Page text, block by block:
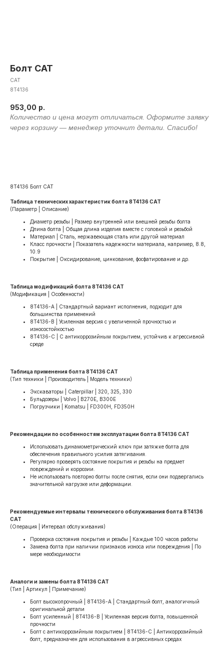
Болт CAT
CAT
8T4136
953,00 р.
8T4136 Болт CAT
Таблица технических характеристик болта 8T4136 CAT
(Параметр | Описание)
Диаметр резьбы | Размер внутренней или внешней резьбы болта
Длина болта | Общая длина изделия вместе с головкой и резьбой
Материал | Сталь, нержавеющая сталь или другой материал
Класс прочности | Показатель надежности материала, например, 8.8,
10.9
Покрытие | Оксидирование, цинкование, фосфатирование и др.
Таблица модификаций болта 8T4136 CAT
(Модификация | Особенности)
8T4136-A | Стандартный вариант исполнения, подходит для
большинства применений
8T4136-B | Усиленная версия с увеличенной прочностью и
износостойкостью
8T4136-C | С антикоррозийным покрытием, устойчив к агрессивной
среде
Таблица применения болта 8T4136 CAT
(Тип техники | Производитель | Модель техники)
Экскаваторы | Caterpillar | 320, 325, 330
Бульдозеры | Volvo | B270E, B300E
Погрузчики | Komatsu | FD300H, FD350H
Рекомендации по особенностям эксплуатации болта 8T4136 CAT
Использовать динамометрический ключ при затяжке болта для
обеспечения правильного усилия затягивания.
Регулярно проверять состояние покрытия и резьбы на предмет
повреждений и коррозии.
Не использовать повторно болты после снятия, если они подвергались
значительной нагрузке или деформации.
Рекомендуемые интервалы технического обслуживания болта 8T4136
CAT
(Операция | Интервал обслуживания)
Проверка состояния покрытия и резьбы | Каждые 100 часов работы
Замена болта при наличии признаков износа или повреждения | По
мере необходимости
Аналоги и замены болта 8T4136 CAT
(Тип | Артикул | Примечание)
Болт высокопрочный | 8T4136-A | Стандартный болт, аналогичный
оригинальной детали
Болт усиленный | 8T4136-B | Усиленная версия болта, повышенной
прочности
Болт с антикоррозийным покрытием | 8T4136-C | Антикоррозийный
болт, предназначен для использования в агрессивных средах